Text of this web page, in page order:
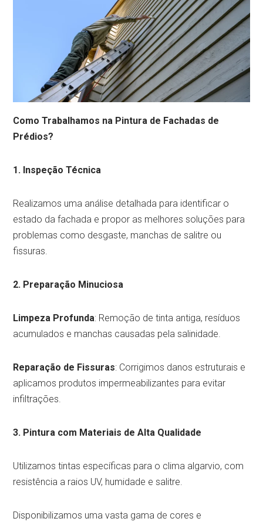
Como Trabalhamos na Pintura de Fachadas de
Prédios?
1. Inspeção Técnica
Realizamos uma análise detalhada para identificar o
estado da fachada e propor as melhores soluções para
problemas como desgaste, manchas de salitre ou
fissuras.
2. Preparação Minuciosa
Limpeza Profunda: Remoção de tinta antiga, resíduos
acumulados e manchas causadas pela salinidade.
Reparação de Fissuras: Corrigimos danos estruturais e
aplicamos produtos impermeabilizantes para evitar
infiltrações.
3. Pintura com Materiais de Alta Qualidade
Utilizamos tintas específicas para o clima algarvio, com
resistência a raios UV, humidade e salitre.
Disponibilizamos uma vasta gama de cores e